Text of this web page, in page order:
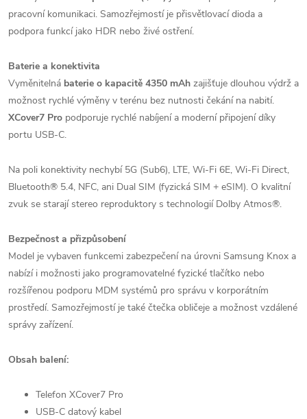
pracovní komunikaci. Samozřejmostí je přisvětlovací dioda a
podpora funkcí jako HDR nebo živé ostření.
Baterie a konektivita
Vyměnitelná baterie o kapacitě 4350 mAh zajišťuje dlouhou výdrž a
možnost rychlé výměny v terénu bez nutnosti čekání na nabití.
XCover7 Pro podporuje rychlé nabíjení a moderní připojení díky
portu USB-C.
Na poli konektivity nechybí 5G (Sub6), LTE, Wi-Fi 6E, Wi-Fi Direct,
Bluetooth® 5.4, NFC, ani Dual SIM (fyzická SIM + eSIM). O kvalitní
zvuk se starají stereo reproduktory s technologií Dolby Atmos®.
Bezpečnost a přizpůsobení
Model je vybaven funkcemi zabezpečení na úrovni Samsung Knox a
nabízí i možnosti jako programovatelné fyzické tlačítko nebo
rozšířenou podporu MDM systémů pro správu v korporátním
prostředí. Samozřejmostí je také čtečka obličeje a možnost vzdálené
správy zařízení.
Obsah balení:
Telefon XCover7 Pro
USB-C datový kabel